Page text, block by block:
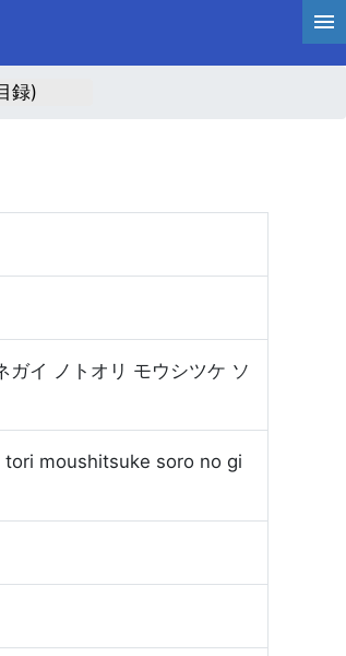
録)
ガイ ノトオリ モウシツケ ソ
moushitsuke soro no gi